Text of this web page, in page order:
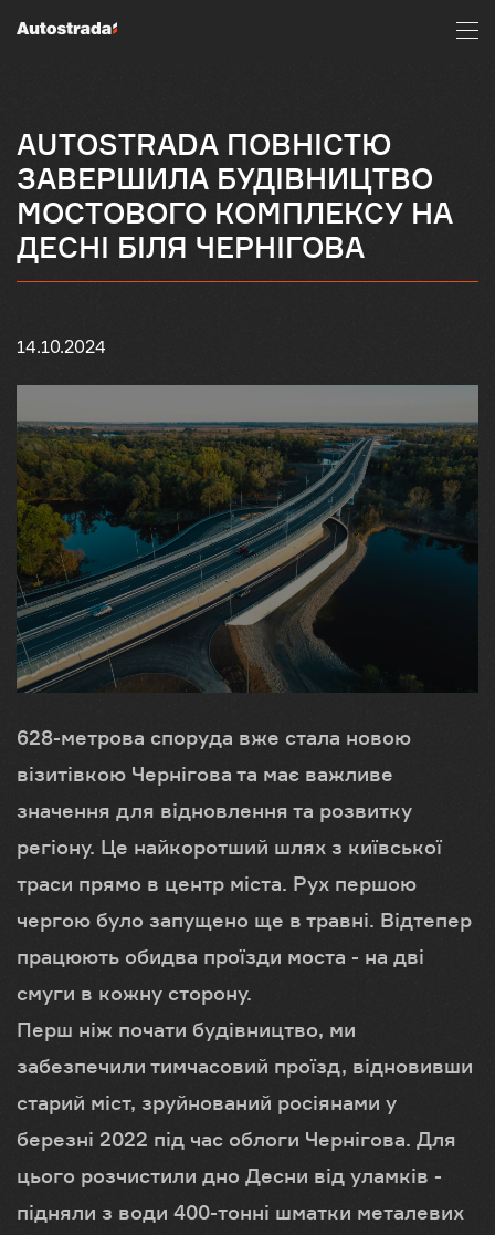
AUTOSTRADA ПОВНІСТЮ
ЗАВЕРШИЛА БУДІВНИЦТВО
МОСТОВОГО КОМПЛЕКСУ НА
ДЕСНІ БІЛЯ ЧЕРНІГОВА
14.10.2024
628-метрова споруда вже стала новою
візитівкою Чернігова та має важливе
значення для відновлення та розвитку
регіону. Це найкоротший шлях з київської
траси прямо в центр міста. Рух першою
чергою було запущено ще в травні. Відтепер
працюють обидва проїзди моста - на дві
смуги в кожну сторону.
Перш ніж почати будівництво, ми
забезпечили тимчасовий проїзд, відновивши
старий міст, зруйнований росіянами у
березні 2022 під час облоги Чернігова. Для
цього розчистили дно Десни від уламків -
підняли з води 400-тонні шматки металевих